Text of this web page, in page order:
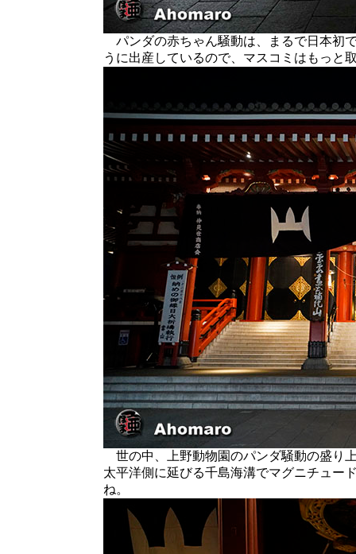
パンダの赤ちゃん騒動は、まるで日本初
うに出産しているので、マスコミはもっと
世の中、上野動物園のパンダ騒動の盛り
太平洋側に延びる千島海溝でマグニチュー
ね。